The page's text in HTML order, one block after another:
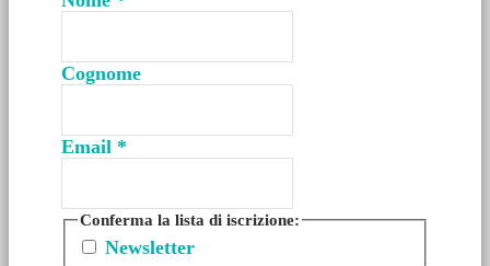
Cognome
Email *
Conferma la lista di iscrizione:
Newsletter